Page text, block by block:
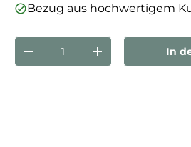
Bezug aus hochwertigem
Menge verringernMenge erhöhen
In